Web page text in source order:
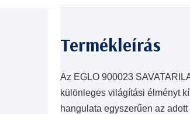
Az EGLO 900023
különleges világítási élményt
hangulata egyszerűen az